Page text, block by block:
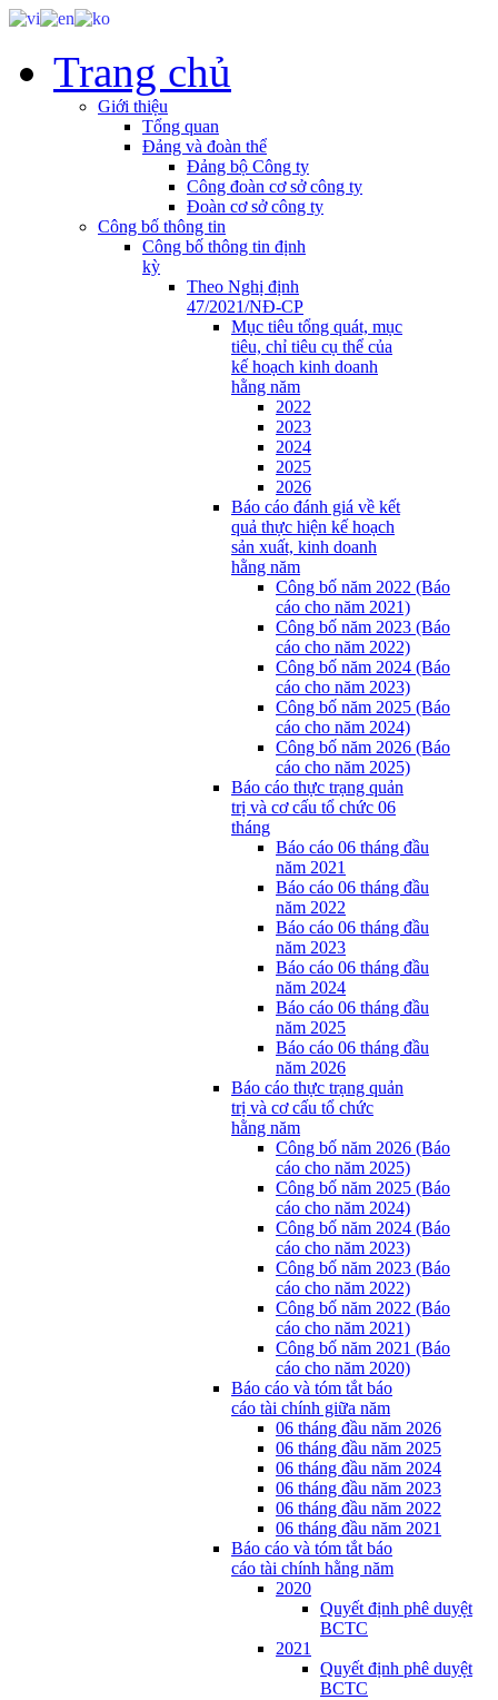
Trang chủ
Giới thiệu
Tổng quan
Đảng và đoàn thể
Đảng bộ Công ty
Công đoàn cơ sở công ty
Đoàn cơ sở công ty
Công bố thông tin
Công bố thông tin định
kỳ
Theo Nghị định
47/2021/NĐ-CP
Mục tiêu tổng quát, mục
tiêu, chỉ tiêu cụ thể của
kế hoạch kinh doanh
hằng năm
2022
2023
2024
2025
2026
Báo cáo đánh giá về kết
quả thực hiện kế hoạch
sản xuất, kinh doanh
hằng năm
Công bố năm 2022 (Báo
cáo cho năm 2021)
Công bố năm 2023 (Báo
cáo cho năm 2022)
Công bố năm 2024 (Báo
cáo cho năm 2023)
Công bố năm 2025 (Báo
cáo cho năm 2024)
Công bố năm 2026 (Báo
cáo cho năm 2025)
Báo cáo thực trạng quản
trị và cơ cấu tổ chức 06
tháng
Báo cáo 06 tháng đầu
năm 2021
Báo cáo 06 tháng đầu
năm 2022
Báo cáo 06 tháng đầu
năm 2023
Báo cáo 06 tháng đầu
năm 2024
Báo cáo 06 tháng đầu
năm 2025
Báo cáo 06 tháng đầu
năm 2026
Báo cáo thực trạng quản
trị và cơ cấu tổ chức
hằng năm
Công bố năm 2026 (Báo
cáo cho năm 2025)
Công bố năm 2025 (Báo
cáo cho năm 2024)
Công bố năm 2024 (Báo
cáo cho năm 2023)
Công bố năm 2023 (Báo
cáo cho năm 2022)
Công bố năm 2022 (Báo
cáo cho năm 2021)
Công bố năm 2021 (Báo
cáo cho năm 2020)
Báo cáo và tóm tắt báo
cáo tài chính giữa năm
06 tháng đầu năm 2026
06 tháng đầu năm 2025
06 tháng đầu năm 2024
06 tháng đầu năm 2023
06 tháng đầu năm 2022
06 tháng đầu năm 2021
Báo cáo và tóm tắt báo
cáo tài chính hằng năm
2020
Quyết định phê duyệt
BCTC
2021
Quyết định phê duyệt
BCTC